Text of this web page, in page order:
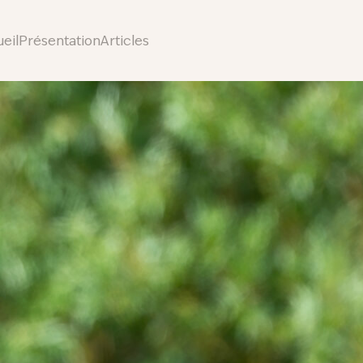
PrésentationArticles